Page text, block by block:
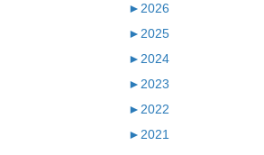
► 2026
► 2025
► 2024
► 2023
► 2022
► 2021